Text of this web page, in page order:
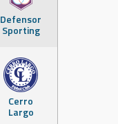
Defensor
Sporting
Cerro
Largo